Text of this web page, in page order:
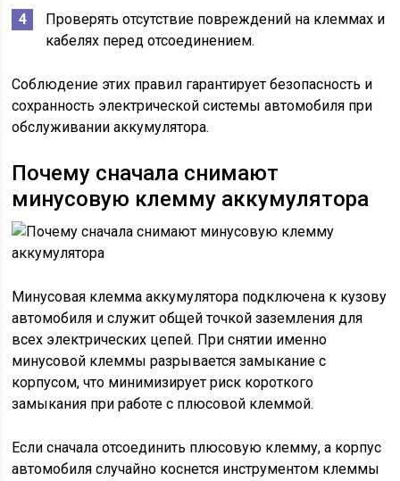
Проверять отсутствие повреждений на клеммах и
кабелях перед отсоединением.
Соблюдение этих правил гарантирует безопасность и
сохранность электрической системы автомобиля при
обслуживании аккумулятора.
Почему сначала снимают
минусовую клемму аккумулятора
Минусовая клемма аккумулятора подключена к кузову
автомобиля и служит общей точкой заземления для
всех электрических цепей. При снятии именно
минусовой клеммы разрывается замыкание с
корпусом, что минимизирует риск короткого
замыкания при работе с плюсовой клеммой.
Если сначала отсоединить плюсовую клемму, а корпус
автомобиля случайно коснется инструментом клеммы